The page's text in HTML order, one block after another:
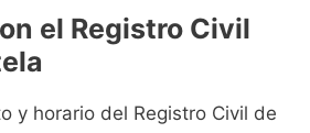
el Registro Civil
y horario del Registro Civil de